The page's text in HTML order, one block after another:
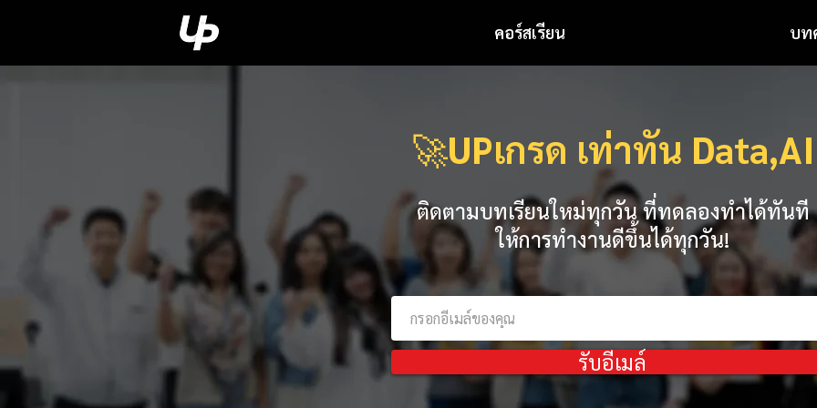
คอร์สเรียน บท
🚀UPเกรด เท่าทัน Data,AI
ติดตามบทเรียนใหม่ทุกวัน ที่ทดลองทำได้ทันที
ให้การทำงานดีขึ้นได้ทุกวัน!
รับอีเมล์